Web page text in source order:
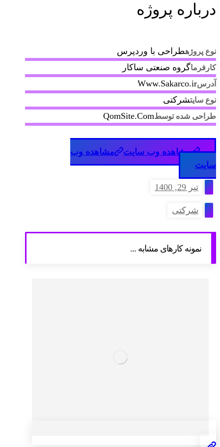
درباره پروژه
نوع پروژهطراحی با وردپرس
کارفرماگروه صنعتی ساکار
آدرسWww.Sakarco.ir
نوع سایتشرکتی
طراحی شده توسطQomSite.Com
مشاهده وب سایت
مشاهده وب
سایت
تیر 29, 1400
شرکتی
نمونه کارهای مشابه ...